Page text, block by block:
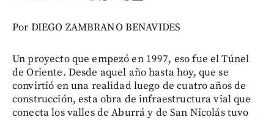
Por DIEGO ZAMBRANO BENAVIDES
Un proyecto que empezó en 1997, eso fue el Túnel
de Oriente. Desde aquel año hasta hoy, que se
convirtió en una realidad luego de cuatro años de
construcción, esta obra de infraestructura vial que
conecta los valles de Aburrá y de San Nicolás tuvo